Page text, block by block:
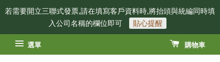
若需要開立三聯式發票,請在填寫客戶資料時,將抬頭與統編同時填
入公司名稱的欄位即可
貼心提醒
選單 購物車